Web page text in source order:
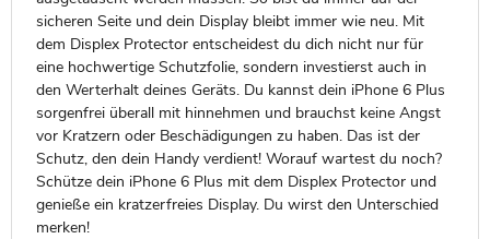
sicheren Seite und dein Display bleibt immer wie neu. Mit
dem Displex Protector entscheidest du dich nicht nur für
eine hochwertige Schutzfolie, sondern investierst auch in
den Werterhalt deines Geräts. Du kannst dein iPhone 6 Plus
sorgenfrei überall mit hinnehmen und brauchst keine Angst
vor Kratzern oder Beschädigungen zu haben. Das ist der
Schutz, den dein Handy verdient! Worauf wartest du noch?
Schütze dein iPhone 6 Plus mit dem Displex Protector und
genieße ein kratzerfreies Display. Du wirst den Unterschied
merken!